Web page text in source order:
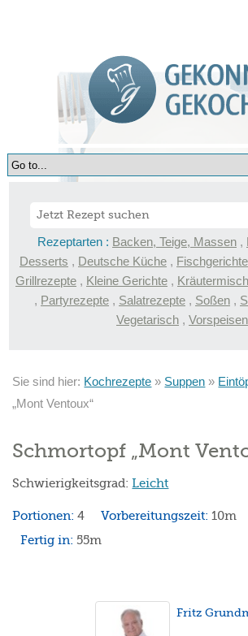
Rezeptarten : Backen, Teige, Massen ,
Desserts , Deutsche Küche , Fischgerichte
Grillrezepte , Kleine Gerichte ,
, Partyrezepte , Salatrezepte , Soßen ,
Vegetarisch , Vorspeisen
Sie sind hier: Kochrezepte » Suppen »
„Mont Ventoux“
Schmortopf „Mont
Schwierigkeitsgrad:Leicht
Portionen:4 Vorbereitungszeit:10m
Fertig in:55m
Fritz